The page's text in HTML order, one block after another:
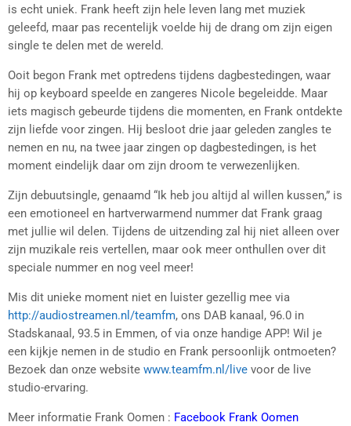
is echt uniek. Frank heeft zijn hele leven lang met muziek
geleefd, maar pas recentelijk voelde hij de drang om zijn eigen
single te delen met de wereld.
Ooit begon Frank met optredens tijdens dagbestedingen, waar
hij op keyboard speelde en zangeres Nicole begeleidde. Maar
iets magisch gebeurde tijdens die momenten, en Frank ontdekte
zijn liefde voor zingen. Hij besloot drie jaar geleden zangles te
nemen en nu, na twee jaar zingen op dagbestedingen, is het
moment eindelijk daar om zijn droom te verwezenlijken.
Zijn debuutsingle, genaamd “Ik heb jou altijd al willen kussen,” is
een emotioneel en hartverwarmend nummer dat Frank graag
met jullie wil delen. Tijdens de uitzending zal hij niet alleen over
zijn muzikale reis vertellen, maar ook meer onthullen over dit
speciale nummer en nog veel meer!
Mis dit unieke moment niet en luister gezellig mee via
http://audiostreamen.nl/teamfm, ons DAB kanaal, 96.0 in
Stadskanaal, 93.5 in Emmen, of via onze handige APP! Wil je
een kijkje nemen in de studio en Frank persoonlijk ontmoeten?
Bezoek dan onze website www.teamfm.nl/live voor de live
studio-ervaring.
Meer informatie Frank Oomen : Facebook Frank Oomen